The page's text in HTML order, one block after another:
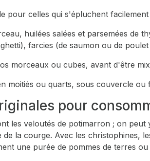
pour celles qui s'épluchent
huilées salées et parsemées de
farcies (de saumon ou de
morceaux ou cubes, avant d'être
moitiés ou quarts, sous couvercle ou
pour
les veloutés de potimarron ; on
de la courge. Avec les christophines,
une purée de pommes de terres ou